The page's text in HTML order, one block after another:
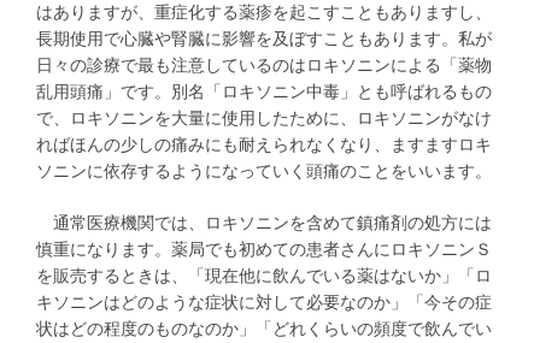
はありますが、重症化する薬疹を起こすこともありますし、
長期使用で心臓や腎臓に影響を及ぼすこともあります。私が
日々の診療で最も注意しているのはロキソニンによる「薬物
乱用頭痛」です。別名「ロキソニン中毒」とも呼ばれるもの
で、ロキソニンを大量に使用したために、ロキソニンがなけ
ればほんの少しの痛みにも耐えられなくなり、ますますロキ
ソニンに依存するようになっていく頭痛のことをいいます。
通常医療機関では、ロキソニンを含めて鎮痛剤の処方には
慎重になります。薬局でも初めての患者さんにロキソニンＳ
を販売するときは、「現在他に飲んでいる薬はないか」「ロ
キソニンはどのような症状に対して必要なのか」「今その症
状はどの程度のものなのか」「どれくらいの頻度で飲んでい